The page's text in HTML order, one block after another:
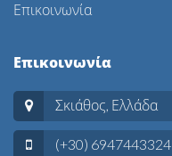
Επικοινωνία
Επικοινωνία
Σκιάθος, Ελλάδα
(+30) 6947443324